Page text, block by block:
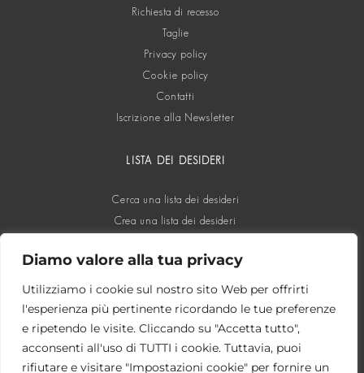
Diamo valore alla tua privacy
Utilizziamo i cookie sul nostro sito Web per offrirti
l'esperienza più pertinente ricordando le tue preferenze
e ripetendo le visite. Cliccando su "Accetta tutto",
acconsenti all'uso di TUTTI i cookie. Tuttavia, puoi
rifiutare e visitare "Impostazioni cookie" per fornire un
Richiesta di recesso
Taglie
Privacy policy
Cookie policy
Contatti
Iscrizione alla Newsletter
LISTA DEI DESIDERI
Cerca una lista dei desideri
Crea una lista dei desideri
SOCIAL